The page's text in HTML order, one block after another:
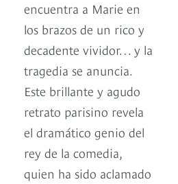
encuentra a Marie en
los brazos de un rico y
decadente vividor… y la
tragedia se anuncia.
Este brillante y agudo
retrato parisino revela
el dramático genio del
rey de la comedia,
quien ha sido aclamado